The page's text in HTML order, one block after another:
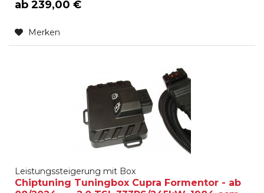
ab 239,00 €
Merken
Leistungssteigerung mit Box
Chiptuning Tuningbox Cupra Formentor - ab